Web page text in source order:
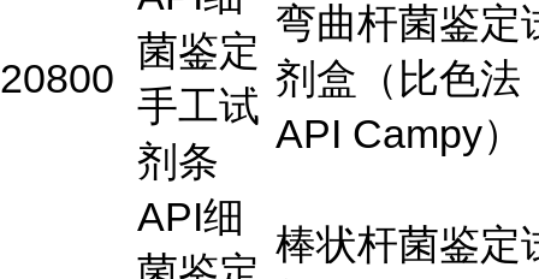
20800
菌鉴定
手工试
剂条
弯曲杆菌鉴定
剂盒（比色法
API Campy）
API细
棒状杆菌鉴定